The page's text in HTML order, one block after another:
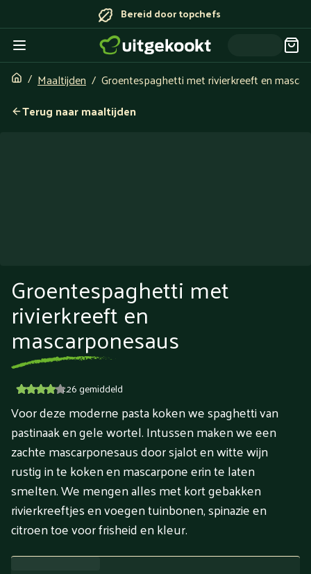
Bereid door topchefs
Maaltijden
Groentespaghetti met rivierkreeft en
Terug naar maaltijden
Groentespaghetti met
rivierkreeft en
mascarponesaus
4.26gemiddeld
Voor deze moderne pasta koken we spaghetti van
pastinaak en gele wortel. Intussen maken we een
zachte mascarponesaus door sjalot en witte wijn
rustig in te koken en mascarpone erin te laten
smelten. We mengen alles met kort gebakken
rivierkreeftjes en voegen tuinbonen, spinazie en
citroen toe voor frisheid en kleur.